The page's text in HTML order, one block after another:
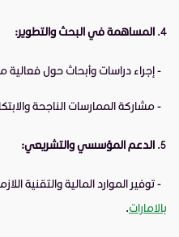
المساهمة في البحث والتطوير:
- إجراء دراسات وأبحاث حول
- مشاركة الممارسات الناجحة
الدعم المؤسسي والتشريعي:
- توفير الموارد المالية والتقنية
بالامارات.